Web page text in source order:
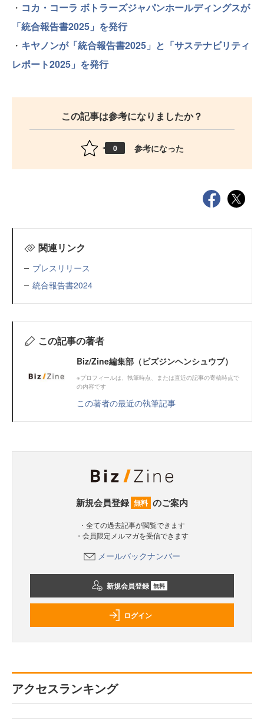
・ コカ・コーラ ボトラーズジャパンホールディングスが
「統合報告書2025」を発行
・ キヤノンが「統合報告書2025」と「サステナビリティ
レポート2025」を発行
この記事は参考になりましたか？
0 参考になった
関連リンク
プレスリリース
統合報告書2024
この記事の著者
Biz/Zine編集部（ビズジンヘンシュウブ）
※プロフィールは、執筆時点、または直近の記事の寄稿時点で
の内容です
この著者の最近の執筆記事
新規会員登録 無料 のご案内
・全ての過去記事が閲覧できます
・会員限定メルマガを受信できます
メールバックナンバー
新規会員登録 無料
ログイン
アクセスランキング